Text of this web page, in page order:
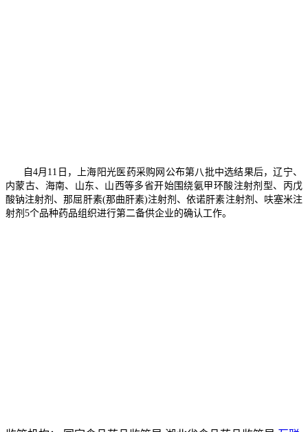
自4月11日，上海阳光医药采购网公布第八批中选结果后，辽宁、
内蒙古、海南、山东、山西等多省开始围绕氨甲环酸注射剂型、丙戊
酸钠注射剂、那屈肝素(那曲肝素)注射剂、依诺肝素注射剂、呋塞米注
射剂5个品种药品组织进行第二备供企业的确认工作。